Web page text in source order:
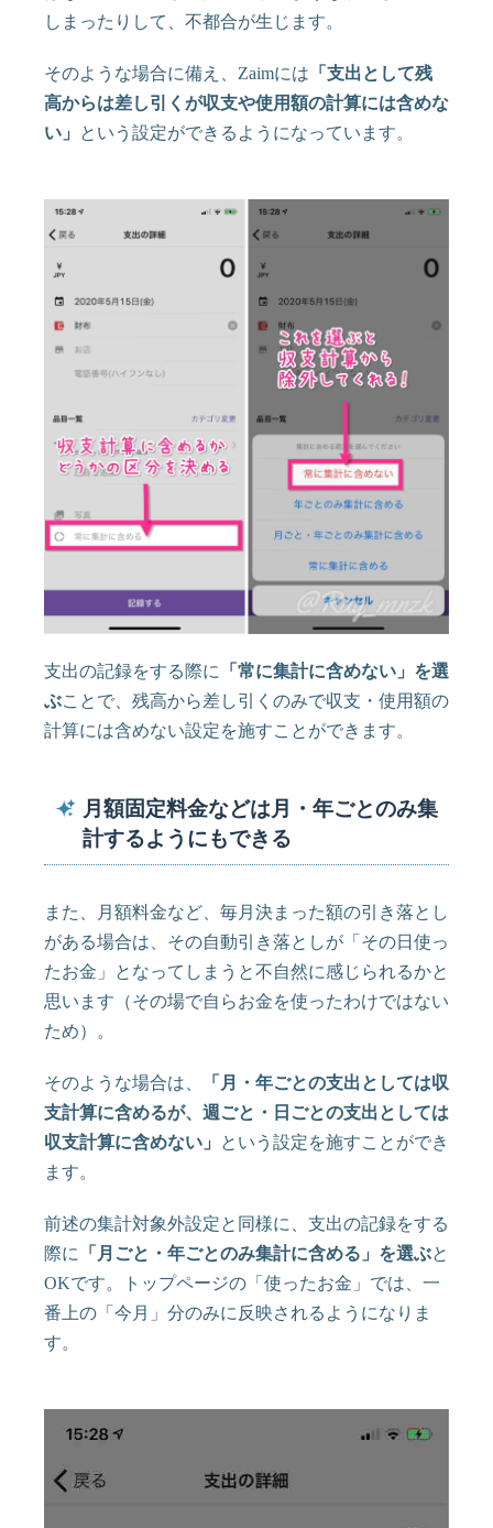
しまったりして、不都合が生じます。
そのような場合に備え、Zaimには 「支出として残
高からは差し引くが収支や使用額の計算には含めな
い」
という設定ができるようになっています。
支出の記録をする際に 「常に集計に含めない」を選
ぶことで、残高から差し引くのみで収支・使用額の
計算には含めない設定を施すことができます。
月額固定料金などは月・年ごとのみ集
計するようにもできる
また、月額料金など、毎月決まった額の引き落とし
がある場合は、その自動引き落としが「その日使っ
たお金」となってしまうと不自然に感じられるかと
思います（その場で自らお金を使ったわけではない
ため）。
そのような場合は、
「月・年ごとの支出としては収
支計算に含めるが、週ごと・日ごとの支出としては
収支計算に含めない」
という設定を施すことができ
ます。
前述の集計対象外設定と同様に、支出の記録をする
際に
「月ごと・年ごとのみ集計に含める」を選ぶと
OKです。トップページの「使ったお金」では、一
番上の「今月」分のみに反映されるようになりま
す。